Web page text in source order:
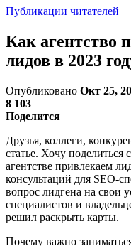
Публикации читателей
Как агентство
лидов в 2023
Опубликовано Окт 25,
8 103
Поделится
Друзья, коллеги,
статье. Хочу
агентстве привлекаем
консультаций для SEO-
вопрос лидгена на свои
специалистов и
решил раскрыть карты.
Почему важно